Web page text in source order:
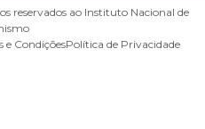
reservados ao Instituto Nacional de
e CondiçõesPolítica de Privacidade